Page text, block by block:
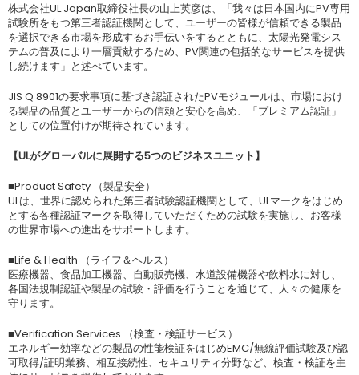
株式会社UL Japan取締役社長の山上英彦は、「我々は日本国内にPV専用
試験所をもつ第三者認証機関として、ユーザーの皆様が信頼できる製品
を選択できる市場を形成するお手伝いをするとともに、太陽光発電シス
テムの普及により一層貢献するため、PV関連の包括的なサービスを提供
し続けます」と述べています。
JIS Q 8901の要求事項に基づき認証されたPVモジュールは、市場におけ
る製品の品質とユーザーからの信頼と安心を高め、「プレミアム認証」
としての位置付けが期待されています。
【ULがグローバルに展開する5つのビジネスユニット】
■Product Safety （製品安全）
ULは、世界に認められた第三者試験認証機関として、ULマークをはじめ
とする各種認証マークを取得していただくための試験を実施し、お客様
の世界市場への進出をサポートします。
■Life & Health （ライフ＆ヘルス）
医療機器、食品加工機器、自動販売機、水道設備機器や飲料水に対し、
各国法規制認証や製品の試験・評価を行うことを通じて、人々の健康を
守ります。
■Verification Services （検査・検証サービス）
エネルギー効率などの製品の性能検証をはじめEMC/無線評価試験及び認
可取得/証明業務、相互接続性、セキュリティ分野など、検査・検証を主